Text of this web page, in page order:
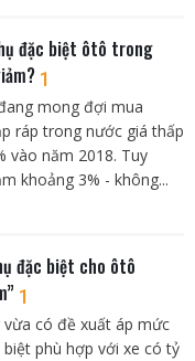
đặc biệt ôtô trong
1
mong đợi mua
ráp trong nước giá thấp
vào năm 2018. Tuy
khoảng 3% - không...
đặc biệt cho ôtô
1
có đề xuất áp mức
phù hợp với xe có tỷ